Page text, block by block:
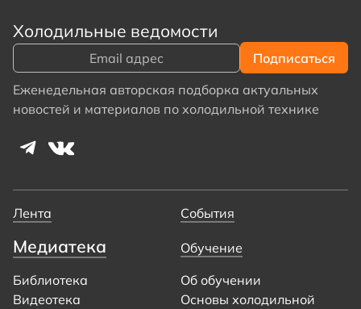
Холодильные ведомости
Еженедельная авторская подборка актуальных
новостей и материалов по холодильной технике
Лента События
Медиатека
Библиотека
Видеотека
Обучение
Об обучении
Основы холодильной